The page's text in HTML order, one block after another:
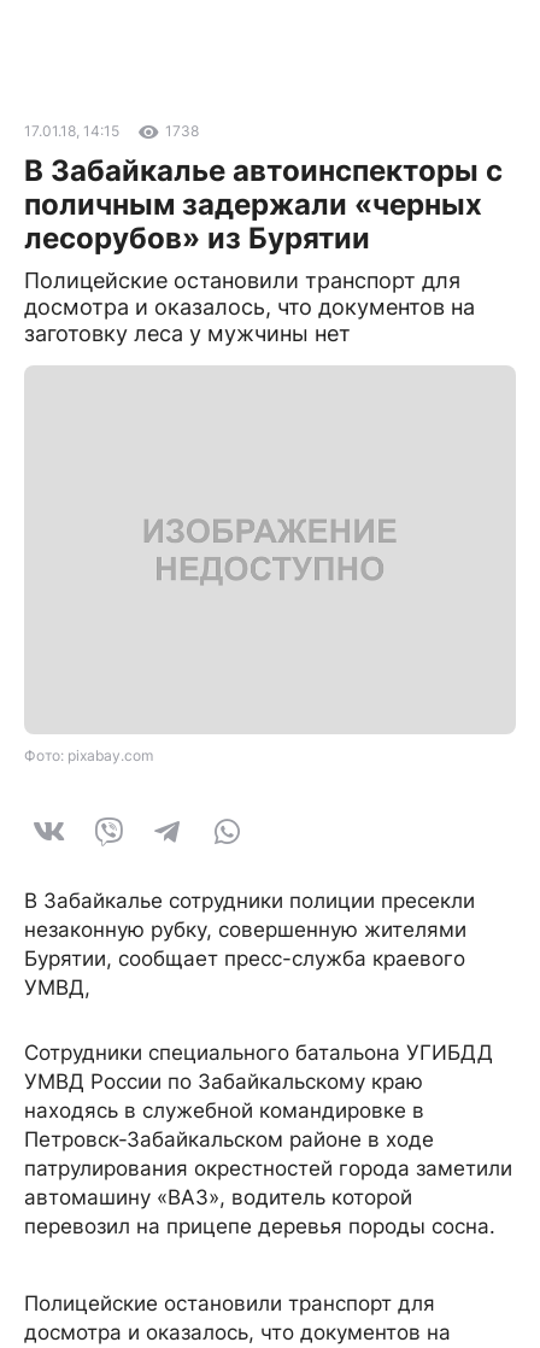
17.01.18, 14:15 1738
В Забайкалье автоинспекторы с
поличным задержали «черных
лесорубов» из Бурятии
Полицейские остановили транспорт для
досмотра и оказалось, что документов на
заготовку леса у мужчины нет
Фото: pixabay.com
В Забайкалье сотрудники полиции пресекли
незаконную рубку, совершенную жителями
Бурятии, сообщает пресс-служба краевого
УМВД,
Сотрудники специального батальона УГИБДД
УМВД России по Забайкальскому краю
находясь в служебной командировке в
Петровск-Забайкальском районе в ходе
патрулирования окрестностей города заметили
автомашину «ВАЗ», водитель которой
перевозил на прицепе деревья породы сосна.
Полицейские остановили транспорт для
досмотра и оказалось, что документов на